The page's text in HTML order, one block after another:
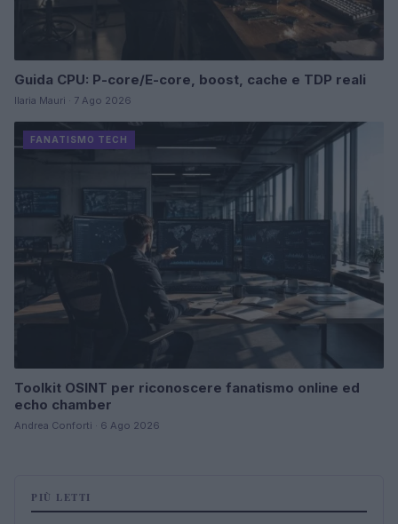
Guida CPU: P-core/E-core, boost, cache e TDP reali
Ilaria Mauri · 7 Ago 2026
FANATISMO TECH
Toolkit OSINT per riconoscere fanatismo online ed
echo chamber
Andrea Conforti · 6 Ago 2026
PIÙ LETTI